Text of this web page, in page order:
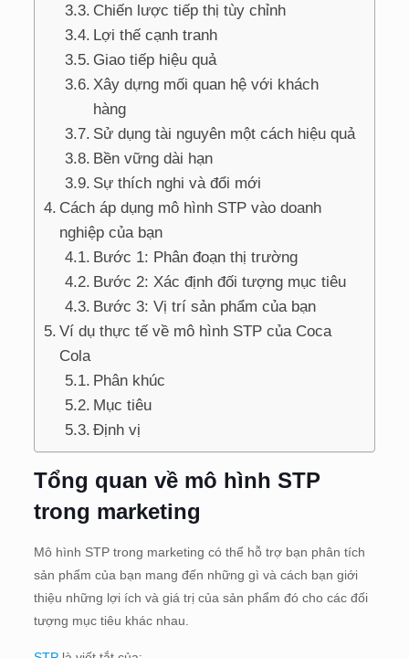
Chiến lược tiếp thị tùy chỉnh
Lợi thế cạnh tranh
Giao tiếp hiệu quả
Xây dựng mối quan hệ với khách
hàng
Sử dụng tài nguyên một cách hiệu quả
Bền vững dài hạn
Sự thích nghi và đổi mới
Cách áp dụng mô hình STP vào doanh
nghiệp của bạn
Bước 1: Phân đoạn thị trường
Bước 2: Xác định đối tượng mục tiêu
Bước 3: Vị trí sản phẩm của bạn
Ví dụ thực tế về mô hình STP của Coca
Cola
Phân khúc
Mục tiêu
Định vị
Tổng quan về mô hình STP
trong marketing
Mô hình STP trong marketing có thể hỗ trợ bạn phân tích
sản phẩm của bạn mang đến những gì và cách bạn giới
thiệu những lợi ích và giá trị của sản phẩm đó cho các đối
tượng mục tiêu khác nhau.